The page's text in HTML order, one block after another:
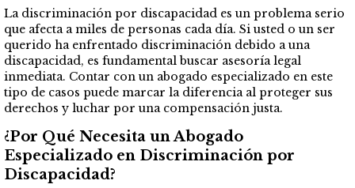
La discriminación por discapacidad es un problema serio
que afecta a miles de personas cada día. Si usted o un ser
querido ha enfrentado discriminación debido a una
discapacidad, es fundamental buscar asesoría legal
inmediata. Contar con un abogado especializado en este
tipo de casos puede marcar la diferencia al proteger sus
derechos y luchar por una compensación justa.
¿Por Qué Necesita un Abogado
Especializado en Discriminación por
Discapacidad?